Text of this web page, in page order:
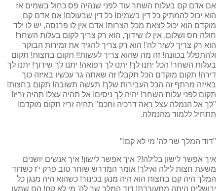
אם אדם קם בעלות השחר עוד לפני שנהיה פס כחול בשמים אז
הוא יכול להמתיק כל דין בשמים! כל דין שבעולם! אם אדם קם
מוקדם הוא יכול לצאת מכל הצרות! אדם אין לו פרנסה, יש לו ילד
חולה חס ושלום, אין לו שידוך, הוא רק צריך לקום בעלות השחר!
הוא רק צריך לשיר לה'! הוא רק צריך להגיד את זמירות הבוקר
ולהתפלל בכוונה! זה מה שהוא צריך לעשות!! תקום בחצות! תקום
בעלות השחר! הכל יתנו לך! יתנו לך רפואה! יתנו לך שידוך! יתנו לך
דירה! תקום מוקדם הכל תקבל! זה שאתה גר עכשיו באיזה כוך
באיזה מרתף זה הכל העבירות שלך! תעשה תשובה! תקום בחצות!
תקום לפני עלות השחר! יהיה לך ניסים! אל תהיה עצל! תהיה זריז!
"לך אל הנמלה עצל ראה דרכיה וחכם" תהיה זריז תקום מוקדם!
תתחיל ללמוד מהנמלה.
"דוד המלך שר לה' מי לא קם!"
איך אפשר לישון בלילה!? איך אפשר לישון! איך אנשים יושנים
משעת חצות לילה ואילך! אומר המדרש שוחר טוב פרק י'ז כשדוד
המלך היה קם בחצות הוא היה מנגן בכינור! כשהוא היה מנגן כל
ירושלים היתה מתעוררת! דוד המלך שר לה' מי לא קם! הם שמעו